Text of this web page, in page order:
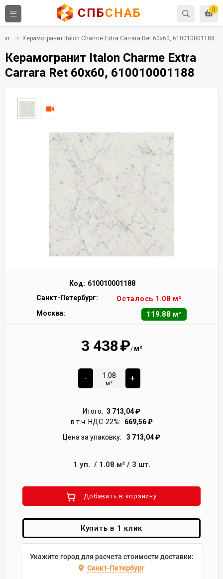
0
СПБСНАБ
Керамогранит Italon Charme Extra Carrara Ret 60x60, 610010001188
Керамогранит Italon Charme Extra
Carrara Ret 60x60, 610010001188
Код: 610010001188
Санкт-Петербург:
Осталось 1.08 м²
Москва:
119.88 м²
3 438₽/ м²
-
м²
+
Итого: 3 713,04₽
в т.ч. НДС-22%:
669,56₽
Цена за упаковку:
3 713,04₽
1 уп. / 1.08 м²/ 3 шт.
Добавить в корзиину
Купить в 1 клик
Укажите город для расчета стоимости доставки:
Санкт-Петербург